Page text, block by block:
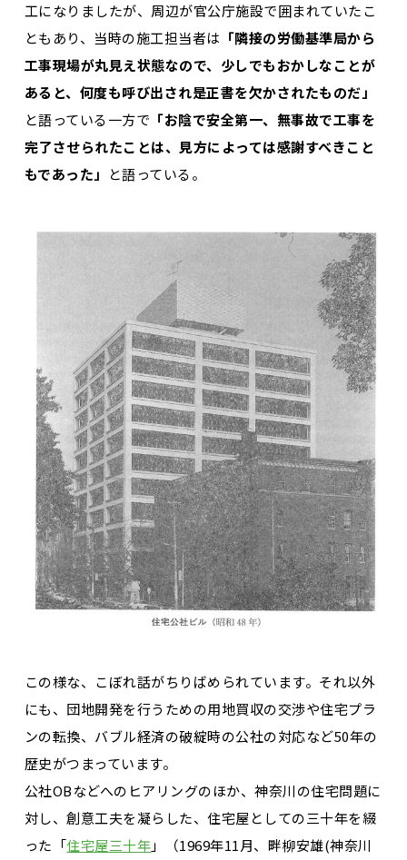
工になりましたが、周辺が官公庁施設で囲まれていたこ
ともあり、当時の施工担当者は 「隣接の労働基準局から
工事現場が丸見え状態なので、少しでもおかしなことが
あると、何度も呼び出され是正書を欠かされたものだ」
と語っている一方で 「お陰で安全第一、無事故で工事を
完了させられたことは、見方によっては感謝すべきこと
もであった」
と語っている。
この様な、こぼれ話がちりばめられています。それ以外
にも、団地開発を行うための用地買収の交渉や住宅プラ
ンの転換、バブル経済の破綻時の公社の対応など50年の
歴史がつまっています。
公社OBなどへのヒアリングのほか、神奈川の住宅問題に
対し、創意工夫を凝らした、住宅屋としての三十年を綴
った「住宅屋三十年」（1969年11月、畔柳安雄(神奈川